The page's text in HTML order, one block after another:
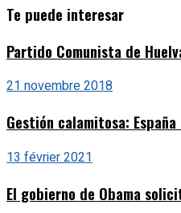
Te puede interesar
Partido Comunista de
21 novembre 2018
Gestión calamitosa:
13 février 2021
El gobierno de Obama